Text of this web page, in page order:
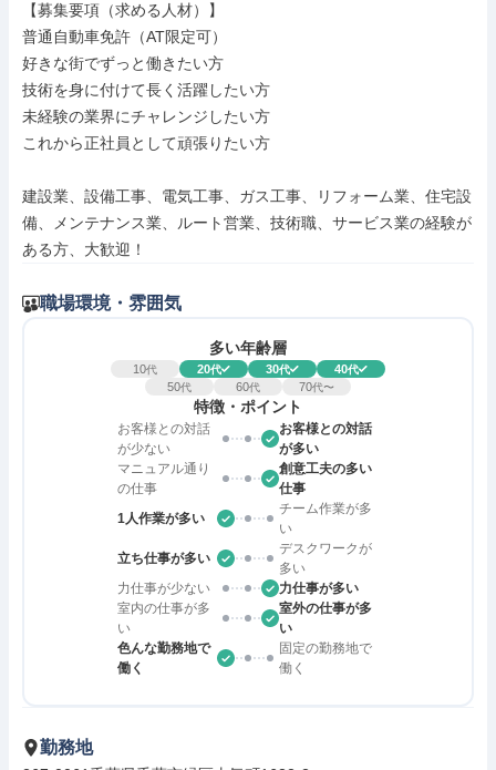
【募集要項（求める人材）】
普通自動車免許（AT限定可）
好きな街でずっと働きたい方
技術を身に付けて長く活躍したい方
未経験の業界にチャレンジしたい方
これから正社員として頑張りたい方
建設業、設備工事、電気工事、ガス工事、リフォーム業、住宅設
備、メンテナンス業、ルート営業、技術職、サービス業の経験が
ある方、大歓迎！
職場環境・雰囲気
多い年齢層
10代 20代 30代 40代
50代 60代 70代〜
特徴・ポイント
お客様との対話
が少ない
お客様との対話
が多い
マニュアル通り
の仕事
創意工夫の多い
仕事
1人作業が多い
チーム作業が多
い
立ち仕事が多い
デスクワークが
多い
力仕事が少ない
力仕事が多い
室内の仕事が多
い
室外の仕事が多
い
色んな勤務地で
働く
固定の勤務地で
働く
勤務地